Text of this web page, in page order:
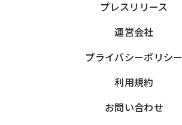
プレスリリース
運営会社
プライバシーポリシー
利用規約
お問い合わせ